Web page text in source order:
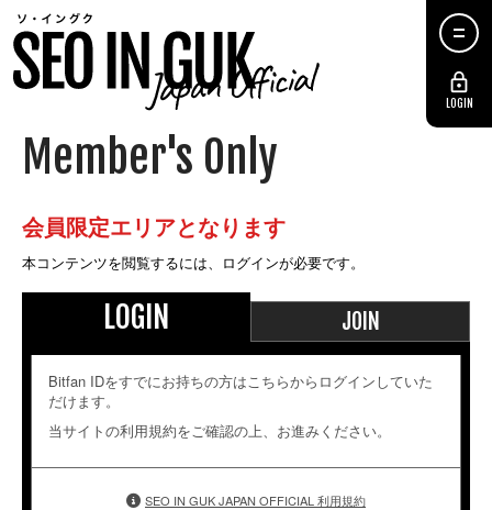
LOGIN
Member's Only
会員限定エリアとなります
本コンテンツを閲覧するには、ログインが必要です。
LOGIN JOIN
Bitfan IDをすでにお持ちの方はこちらからログインしていた
だけます。
当サイトの利用規約をご確認の上、お進みください。
SEO IN GUK JAPAN OFFICIAL 利用規約